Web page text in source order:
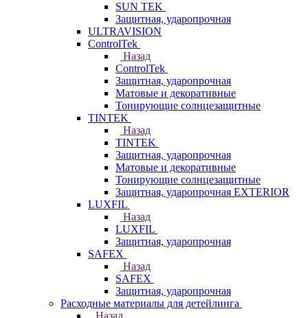
SUN TEK
Защитная, ударопрочная
ULTRAVISION
ControlTek
Назад
ControlTek
Защитная, ударопрочная
Матовые и декоративные
Тонирующие солнцезащитные
TINTEK
Назад
TINTEK
Защитная, ударопрочная
Матовые и декоративные
Тонирующие солнцезащитные
Защитная, ударопрочная EXTERIOR
LUXFIL
Назад
LUXFIL
Защитная, ударопрочная
SAFEX
Назад
SAFEX
Защитная, ударопрочная
Расходные материалы для детейлинга
Назад